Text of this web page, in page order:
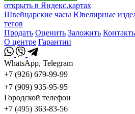
открыть в Яндекс.картах
Швейцарские часы Ювелирные
тегов
Продать Оценить Заложить
О центре Гарантии
WhatsApp, Telegram
+7 (926) 679-99-99
+7 (909) 935-95-95
Городской телефон
+7 (495) 363-83-56